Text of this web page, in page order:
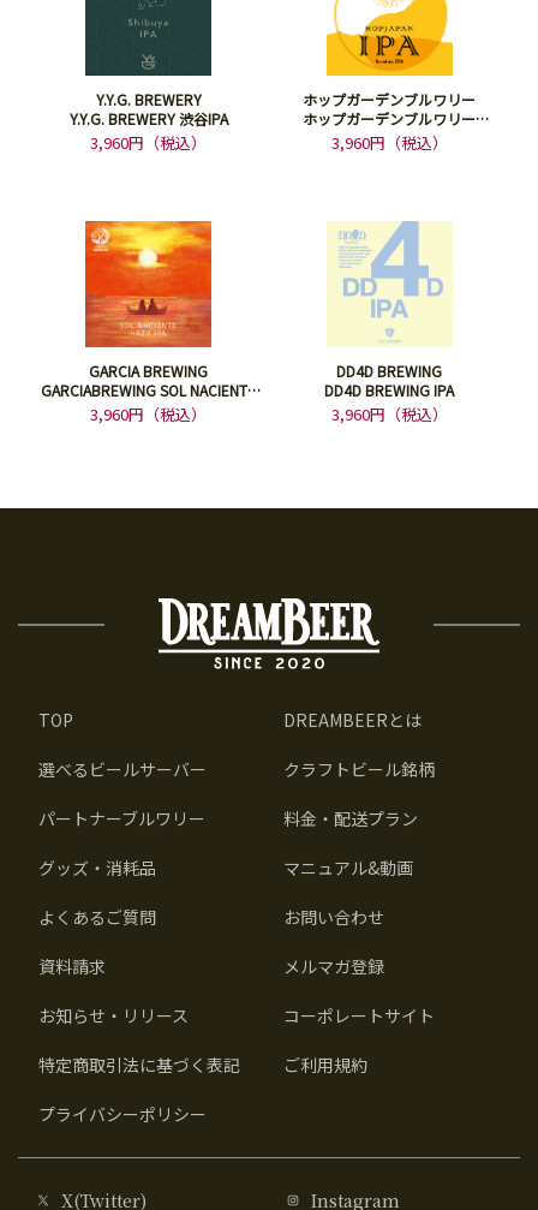
Y.Y.G. BREWERY
Y.Y.G. BREWERY 渋谷IPA
3,960円（税込）
ホップガーデンブルワリー
ホップガーデンブルワリー
HOPJAPAN IPA
3,960円（税込）
GARCIA BREWING
GARCIABREWING SOL NACIENTE
HAZY IPA DDH
3,960円（税込）
DD4D BREWING
DD4D BREWING IPA
3,960円（税込）
TOP DREAMBEERとは
選べるビールサーバー クラフトビール銘柄
パートナーブルワリー 料金・配送プラン
グッズ・消耗品 マニュアル&動画
よくあるご質問 お問い合わせ
資料請求 メルマガ登録
お知らせ・リリース コーポレートサイト
特定商取引法に基づく表記 ご利用規約
プライバシーポリシー
X(Twitter) Instagram